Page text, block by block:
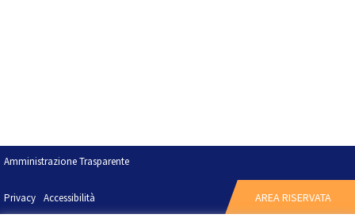
Amministrazione Trasparente
Privacy Accessibilità AREA RISERVATA